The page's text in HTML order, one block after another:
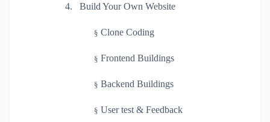
4. Build Your Own Website
§ Clone Coding
§ Frontend Buildings
§ Backend Buildings
§ User test & Feedback